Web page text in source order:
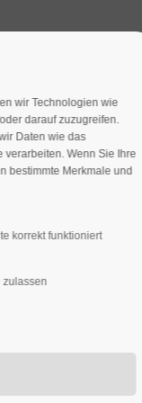
Inc.
City Road, Suite
CA 94102
1234 567 890
wir Technologien wie
darauf zuzugreifen.
Daten wie das
verarbeiten. Wenn Sie Ihre
bestimmte Merkmale und
korrekt funktioniert
zulassen